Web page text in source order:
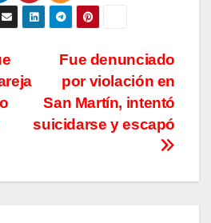
Fue denunciado
por violación en
San Martín, intentó
suicidarse y escapó